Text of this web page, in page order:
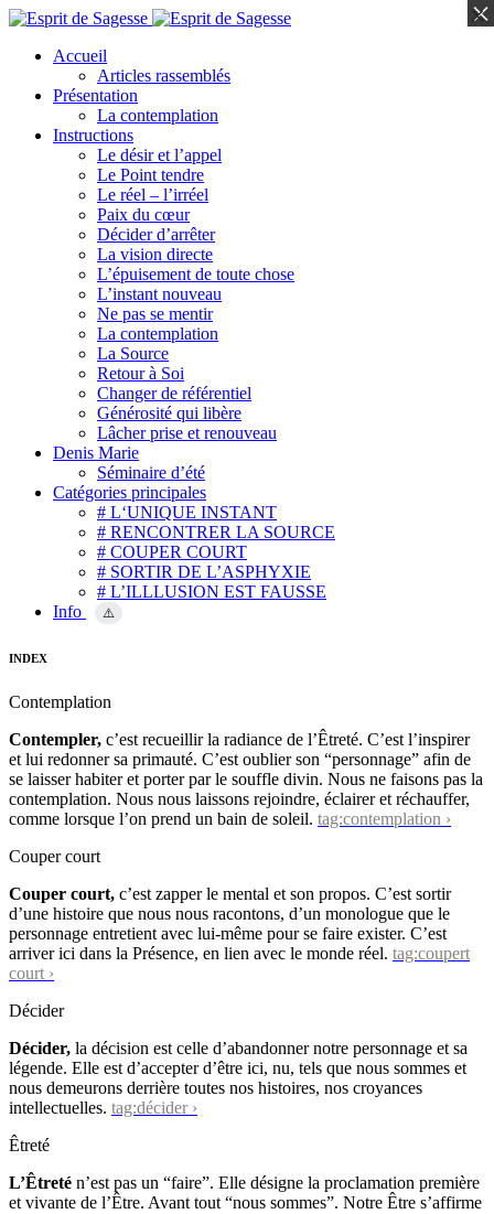
Accueil
Articles rassemblés
Présentation
La contemplation
Instructions
Le désir et l’appel
Le Point tendre
Le réel – l’irréel
Paix du cœur
Décider d’arrêter
La vision directe
L’épuisement de toute chose
L’instant nouveau
Ne pas se mentir
La contemplation
La Source
Retour à Soi
Changer de référentiel
Générosité qui libère
Lâcher prise et renouveau
Denis Marie
Séminaire d’été
Catégories principales
# L‘UNIQUE INSTANT
# RENCONTRER LA SOURCE
# COUPER COURT
# SORTIR DE L’ASPHYXIE
# L’ILLLUSION EST FAUSSE
Info
⚠️
INDEX
Contemplation
Contempler, c’est recueillir la radiance de l’Êtreté. C’est l’inspirer
et lui redonner sa primauté. C’est oublier son “personnage” afin de
se laisser habiter et porter par le souffle divin. Nous ne faisons pas la
contemplation. Nous nous laissons rejoindre, éclairer et réchauffer,
comme lorsque l’on prend un bain de soleil. tag:contemplation ›
Couper court
Couper court, c’est zapper le mental et son propos. C’est sortir
d’une histoire que nous nous racontons, d’un monologue que le
personnage entretient avec lui-même pour se faire exister. C’est
arriver ici dans la Présence, en lien avec le monde réel. tag:coupert
court ›
Décider
Décider, la décision est celle d’abandonner notre personnage et sa
légende. Elle est d’accepter d’être ici, nu, tels que nous sommes et
nous demeurons derrière toutes nos histoires, nos croyances
intellectuelles. tag:décider ›
Êtreté
L’Êtreté n’est pas un “faire”. Elle désigne la proclamation première
et vivante de l’Être. Avant tout “nous sommes”. Notre Être s’affirme
×
×